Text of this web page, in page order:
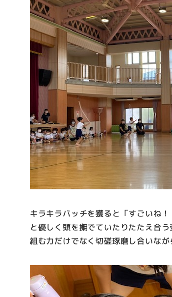
キラキラバッチを獲ると「すごいね
と優しく頭を撫でていたりたたえ合
組む力だけでなく切磋琢磨し合いな